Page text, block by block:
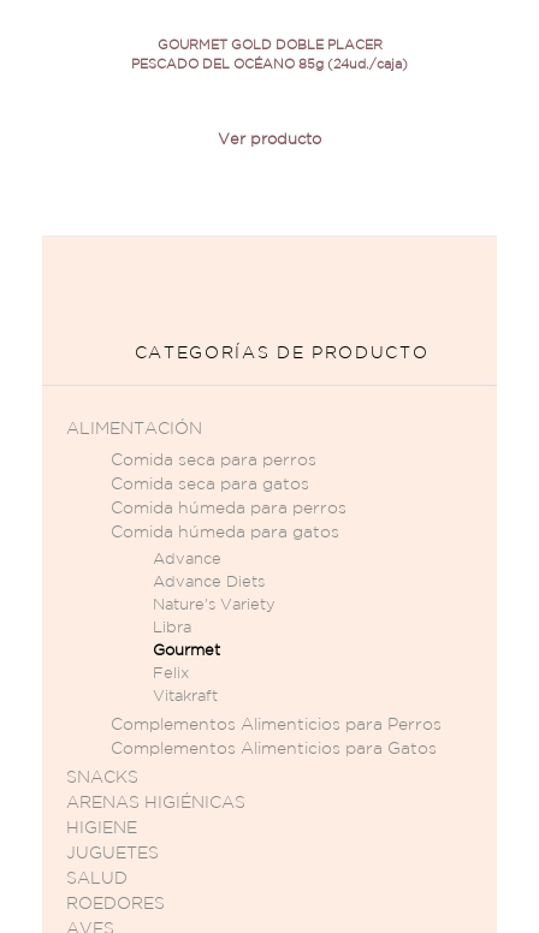
GOURMET GOLD DOBLE PLACER
PESCADO DEL OCÉANO 85g (24ud./caja)
Ver producto
CATEGORÍAS DE PRODUCTO
ALIMENTACIÓN
Comida seca para perros
Comida seca para gatos
Comida húmeda para perros
Comida húmeda para gatos
Advance
Advance Diets
Nature's Variety
Libra
Gourmet
Felix
Vitakraft
Complementos Alimenticios para Perros
Complementos Alimenticios para Gatos
SNACKS
ARENAS HIGIÉNICAS
HIGIENE
JUGUETES
SALUD
ROEDORES
AVES